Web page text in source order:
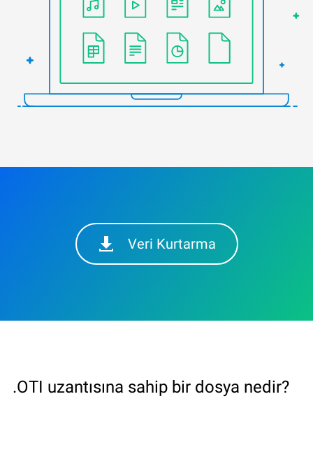
Veri Kurtarma
.OTI uzantısına sahip bir dosya nedir?